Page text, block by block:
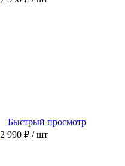
Быстрый просмотр
2 990 ₽ / шт